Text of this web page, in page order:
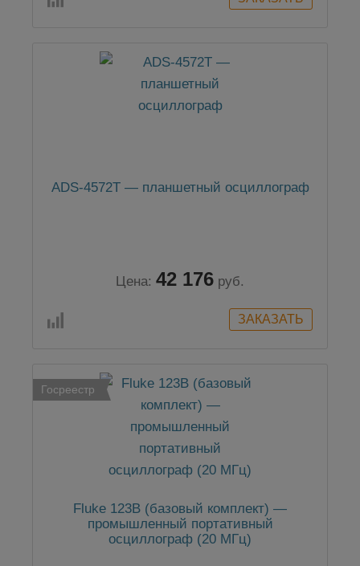
ADS-4572T — планшетный осциллограф
Цена: 42 176 руб.
Госреестр
Fluke 123B (базовый комплект) —
промышленный портативный
осциллограф (20 МГц)